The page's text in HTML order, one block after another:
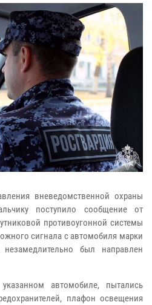
вневедомственной охраны
поступило сообщение от
противоугонной системы
сигнала с автомобиля марки
был направлен
автомобиле, пытались
плафон освещения